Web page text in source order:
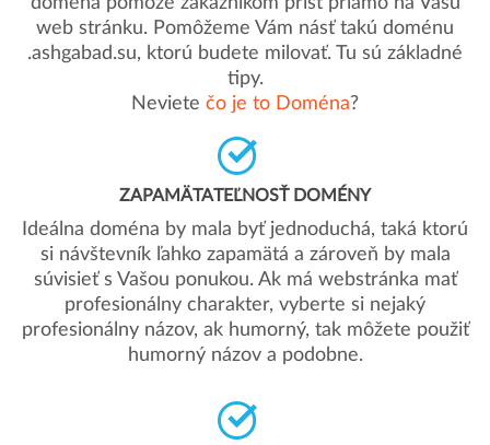
web stránku. Pomôžeme Vám násť takú doménu
.ashgabad.su, ktorú budete milovať. Tu sú základné
tipy.
Neviete čo je to Doména?
ZAPAMÄTATEĽNOSŤ DOMÉNY
Ideálna doména by mala byť jednoduchá, taká ktorú
si návštevník ľahko zapamätá a zároveň by mala
súvisieť s Vašou ponukou. Ak má webstránka mať
profesionálny charakter, vyberte si nejaký
profesionálny názov, ak humorný, tak môžete použiť
humorný názov a podobne.